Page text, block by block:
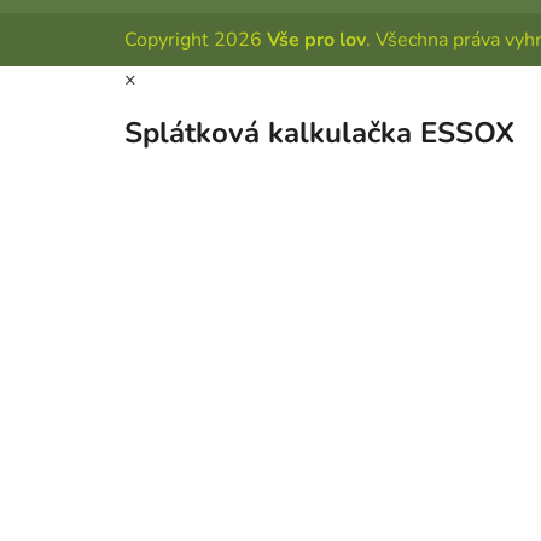
Copyright 2026 Vše pro lov. Všechna práva
×
Splátková kalkulačka ESSOX